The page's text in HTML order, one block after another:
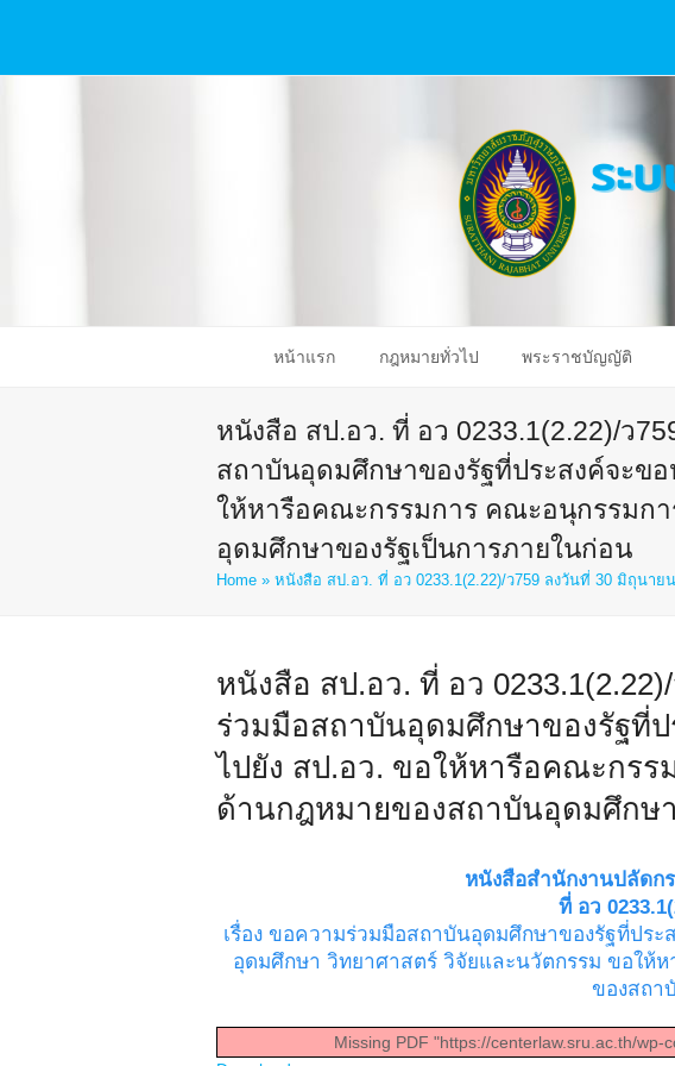
หน้าแรก กฎหมายทั่วไป พระราชบัญญัติ
หนังสือ สป.อว. ที่ อว 0233.1(2.22)/ว
สถาบันอุดมศึกษาของรัฐที่ประสงค์จะขอ
ให้หารือคณะกรรมการ คณะอนุกรรมก
อุดมศึกษาของรัฐเป็นการภายในก่อน
Home » หนังสือ สป.อว. ที่ อว 0233.1(2.22)/ว759 ลงวันที่ 30 มิถุนาย
หนังสือ สป.อว. ที่ อว
ร่วมมือสถาบันอุดมศึกษาของรัฐที่ป
ไปยัง สป.อว. ขอให้หารือคณะกร
ด้านกฎหมายของสถาบันอุดมศึกษ
หนังสือสำนักงานปลัดก
ที่ อว
เรื่อง ขอความร่วมมือสถาบันอุดมศึกษาของรัฐที่ประ
อุดมศึกษา วิทยาศาสตร์ วิจัยและนวัตกรรม ขอให้
ของสถา
Missing PDF "https://centerlaw.sru.ac.th/